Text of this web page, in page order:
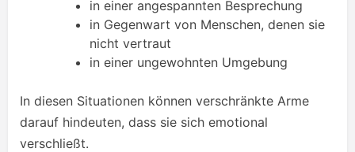
in einer angespannten Besprechung
in Gegenwart von Menschen, denen sie
nicht vertraut
in einer ungewohnten Umgebung
In diesen Situationen können verschränkte Arme
darauf hindeuten, dass sie sich emotional
verschließt.